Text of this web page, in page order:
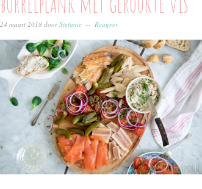
24 maart 2018doorStefanie Reageer